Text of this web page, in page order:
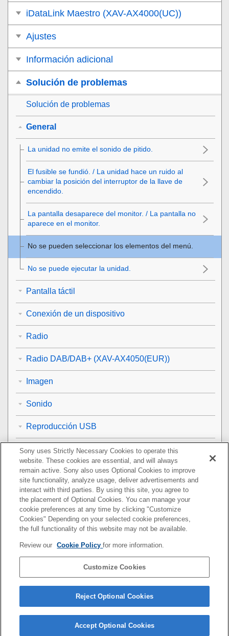
iDataLink Maestro (XAV-AX4000(UC))
Ajustes
Información adicional
Solución de problemas
Solución de problemas
General
La unidad no emite el sonido de pitido.
El fusible se fundió. / La unidad hace un ruido al
cambiar la posición del interruptor de la llave de
encendido.
La pantalla desaparece del monitor. / La pantalla no
aparece en el monitor.
No se pueden seleccionar los elementos del menú.
No se puede ejecutar la unidad.
Pantalla táctil
Conexión de un dispositivo
Radio
Radio DAB/DAB+ (XAV-AX4050(EUR))
Imagen
Sonido
Reproducción USB
BLUETOOTH
Sintonizador para vehículo SiriusXM Connect (XAV-
AX4000(UC))
Apple CarPlay
Android Auto
iDataLink Maestro (XAV-AX4000(UC))
Sitios web de asistencia
Sony uses Strictly Necessary Cookies to operate this
website. These cookies are essential, and will always
remain active. Sony also uses Optional Cookies to improve
site functionality, analyze usage, deliver advertisements and
interact with third parties. By using this site, you agree to
the placement of Optional Cookies. You can manage your
cookie preferences at any time by clicking "Customize
Cookies" Depending on your selected cookie preferences,
the full functionality of this website may not be available.
Review our Cookie Policyfor more information.
Customize Cookies
Reject Optional Cookies
Accept Optional Cookies